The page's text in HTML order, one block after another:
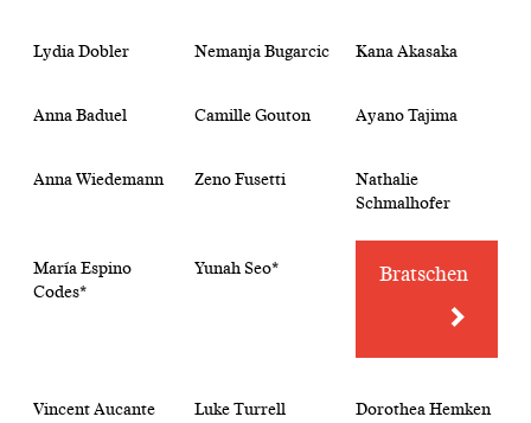
Lydia Dobler Nemanja Bugarcic Kana Akasaka
Anna Baduel Camille Gouton Ayano Tajima
Anna Wiedemann Zeno Fusetti
Nathalie
Schmalhofer
María Espino
Codes*
Yunah Seo* Bratschen
Vincent Aucante Luke Turrell Dorothea Hemken